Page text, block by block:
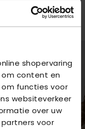
shopervaring
content en
functies voor
websiteverkeer
over uw
voor